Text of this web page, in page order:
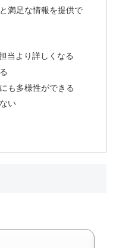
満足な情報を提供で
当より詳しくなる
も多様性ができる
い